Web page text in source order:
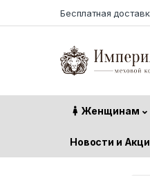
Бесплатная
Женщинам
Новости и